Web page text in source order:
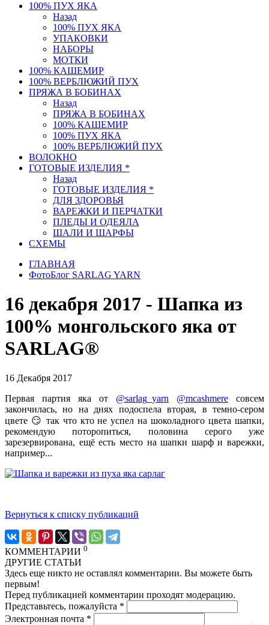
100% ПУХ ЯКА
Назад
100% ПУХ ЯКА
УПАКОВКИ
НАБОРЫ
МОТКИ
100% КАШЕМИР
100% ВЕРБЛЮЖИЙ ПУХ
ПРЯЖА В БОБИНАХ
Назад
ПРЯЖА В БОБИНАХ
100% КАШЕМИР
100% ПУХ ЯКА
100% ВЕРБЛЮЖИЙ ПУХ
ВОЛОКНО
ГОТОВЫЕ ИЗДЕЛИЯ *
Назад
ГОТОВЫЕ ИЗДЕЛИЯ *
ДЛЯ ЗДОРОВЬЯ
ВАРЕЖКИ И ПЕРЧАТКИ
ПЛЕДЫ И ОДЕЯЛА
ШАЛИ И ШАРФЫ
СХЕМЫ
ГЛАВНАЯ
ФотоБлог SARLAG YARN
16 декабря 2017 - Шапка из
100% монгольского яка от
SARLAG®
16 Декабря 2017
Первая партия яка от @sarlag_yarn @mcashmere совсем
закончилась, но на днях подоспела вторая, в темно-сером
цвете 😏 так что кто не успел на шоколадного цвета шапки,
рекомендую поторопиться, половина серого уже
зарезервирована, ещё есть место на шапки шарф и варежки,
например...
Вернуться к списку публикаций
КОММЕНТАРИИ 0
ДРУГИЕ СТАТЬИ
Здесь еще никто не оставлял комментарии. Вы можете быть
первым!
Перед публикацией комментарии проходят модерацию.
Представьтесь, пожалуйста *
Электронная почта *